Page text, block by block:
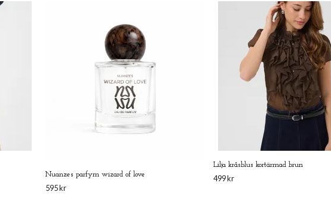
Nuanzes parfym wizard of love
595 kr
Lilja kråsblus kortärmad brun
499 kr